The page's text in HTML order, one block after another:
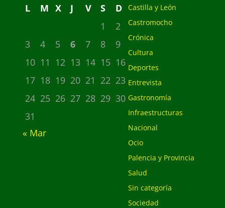
L M X J V S
D
1
2
3
4 5 6 7 8
9
10 11 12 13 14 15 16
17 18 19 20 21 22 23
24 25 26 27 28 29 30
31
« Mar
Castilla y León
Castromocho
Crónica
Cultura
Deportes
Entrevista
Gastronomía
Infraestructuras
Nacional
Ocio
Palencia y Provincia
Salud
Sin categoría
Sociedad